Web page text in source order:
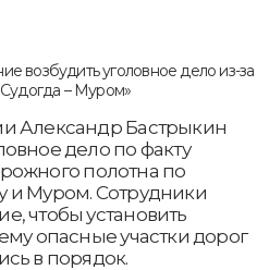
Александр Бастрыкин
дело по факту
полотна по
и Муром. Сотрудники
чтобы установить
опасные участки дорог
в порядок.